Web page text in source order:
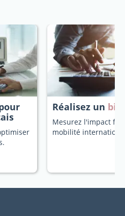
Réalisez un
Mesurez l'impact
mobilité